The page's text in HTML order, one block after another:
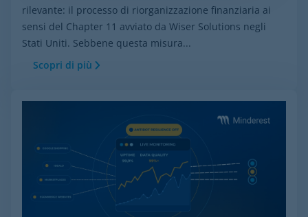
rilevante: il processo di riorganizzazione finanziaria ai
sensi del Chapter 11 avviato da Wiser Solutions negli
Stati Uniti. Sebbene questa misura...
Scopri di più